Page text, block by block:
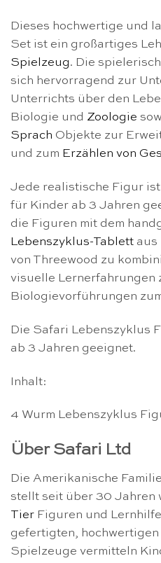
Dieses hochwertige und
Set ist ein großartiges
Spielzeug. Die
sich hervorragend zur
Unterrichts über den
Biologie und Zoologie
Sprach Objekte zur
und zum Erzählen von
Jede realistische Figur
für Kinder ab 3 Jahren
die Figuren mit dem
Lebenszyklus-Tablett aus
von Threewood zu
visuelle Lernerfahrungen
Biologievorführungen
Die Safari Lebenszyklus
ab 3 Jahren geeignet.
Inhalt:
4 Wurm Lebenszyklus
Über Safari Ltd
Die Amerikanische
stellt seit über 30 Jahren
Tier Figuren und
gefertigten,
Spielzeuge vermitteln